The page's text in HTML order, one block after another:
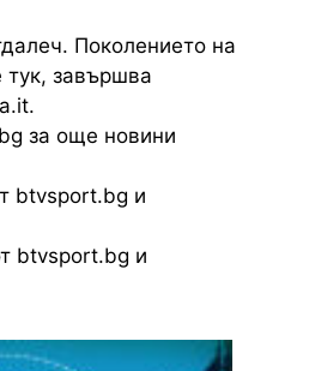
Поколението на
завършва
за още новини
btvsport.bg и
btvsport.bg и